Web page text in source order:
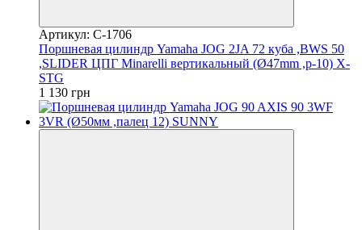
Артикул: C-1706
Поршневая цилиндр Yamaha JOG 2JA 72 куба ,BWS 50
,SLIDER ЦПГ Minarelli вертикальный (Ø47mm ,p-10) X-
STG
1 130 грн